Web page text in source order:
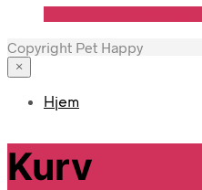
Copyright Pet Happy
×
Hjem
Kurv